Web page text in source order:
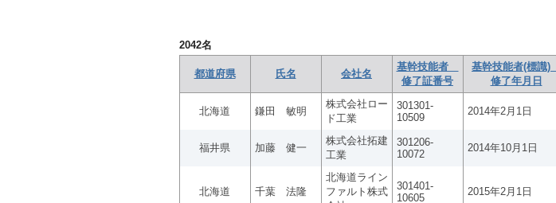
2042名
都道府県 氏名 会社名
基幹技能者
修了証番号
基幹技能者(標識)
修了年月日
北海道 鎌田 敏明
株式会社ロー
ド工業
301301-
10509
2014年2月1日
福井県 加藤 健一
株式会社拓建
工業
301206-
10072
2014年10月1日
北海道 千葉 法隆
北海道ライン
ファルト株式
301401-
10605
2015年2月1日